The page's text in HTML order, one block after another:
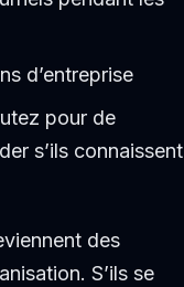
d’entreprise
pour de
s’ils connaissent
des
S’ils se